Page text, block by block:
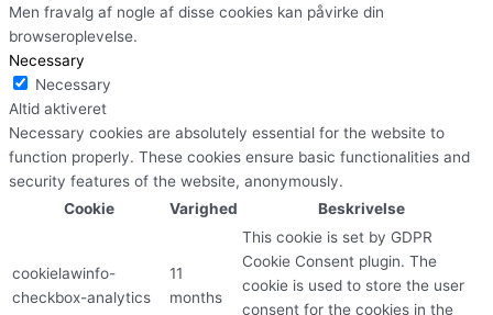
Men fravalg af nogle af disse cookies kan påvirke din
browseroplevelse.
Necessary
Necessary
Altid aktiveret
Necessary cookies are absolutely essential for the website to
function properly. These cookies ensure basic functionalities and
security features of the website, anonymously.
Cookie
Varighed Beskrivelse
cookielawinfo-
checkbox-analytics
11
months
This cookie is set by GDPR
Cookie Consent plugin. The
cookie is used to store the user
consent for the cookies in the